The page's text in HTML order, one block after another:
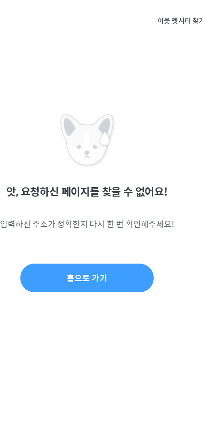
이웃 펫시터 찾기
앗, 요청하신 페이지를 찾을 수 없어요!
입력하신 주소가 정확한지 다시 한 번 확인해주세요!
홈으로 가기